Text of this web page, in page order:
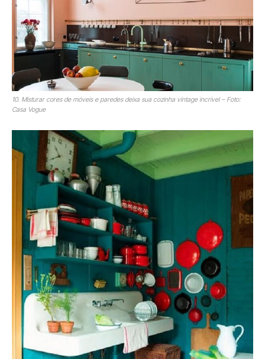
10. Misturar cores de móveis e paredes deixa sua cozinha vintage incrível – Foto:
Casa Vogue